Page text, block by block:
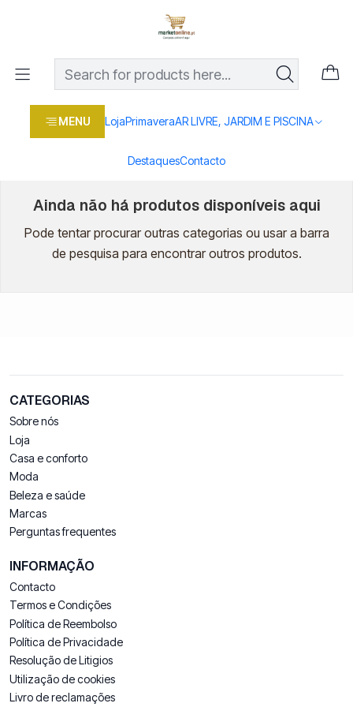
MENU LojaPrimaveraAR LIVRE, JARDIM E PISCINA
DestaquesContacto
Os melhores preços em produtos para casa, jardim e bricolage
Home Loja Marcas PANTENE
PANTENE
Ainda não há produtos disponíveis aqui
Pode tentar procurar outras categorias ou usar a barra
de pesquisa para encontrar outros produtos.
CATEGORIAS
Sobre nós
Loja
Casa e conforto
Moda
Beleza e saúde
Marcas
Perguntas frequentes
INFORMAÇÃO
Contacto
Termos e Condições
Política de Reembolso
Política de Privacidade
Resolução de Litigios
Utilização de cookies
Livro de reclamações